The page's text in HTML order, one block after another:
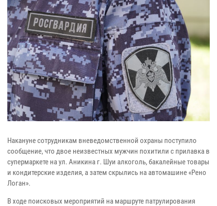
Накануне сотрудникам вневедомственной охраны поступило
сообщение, что двое неизвестных мужчин похитили с прилавка в
супермаркете на ул. Аникина г. Шуи алкоголь, бакалейные товары
и кондитерские изделия, а затем скрылись на автомашине «Рено
Логан».
В ходе поисковых мероприятий на маршруте патрулирования